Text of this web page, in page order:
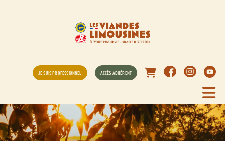
JE SUIS PROFESSIONNEL ACCÈS ADHÉRENT